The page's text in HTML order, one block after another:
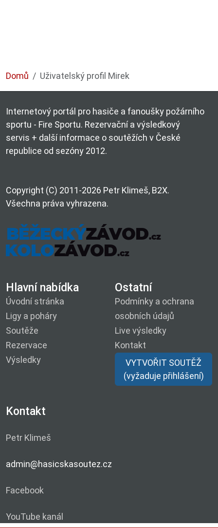
Domů Uživatelský profil Mirek
Internetový portál pro hasiče a fanoušky požárního
sportu - Fire Sportu. Rezervační a výsledkový
servis + další informace o soutěžích v České
republice od sezóny 2012.
Copyright (C) 2011-2026 Petr Klimeš, B2X.
Všechna práva vyhrazena.
Hlavní nabídka
Úvodní stránka
Ligy a poháry
Soutěže
Rezervace
Výsledky
Ostatní
Podmínky a ochrana
osobních údajů
Live výsledky
Kontakt
VYTVOŘIT SOUTĚŽ
(vyžaduje přihlášení)
Kontakt
Petr Klimeš
admin@hasicskasoutez.cz
Facebook
YouTube kanál